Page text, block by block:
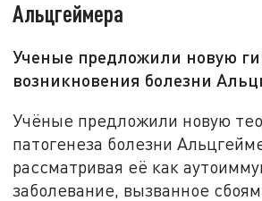
Альцгеймера
Ученые предложили новую
возникновения болезни
Учёные предложили новую
патогенеза болезни
рассматривая её как
заболевание, вызванное